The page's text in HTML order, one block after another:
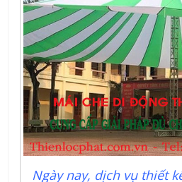
Ngày nay, dịch vụ thiết